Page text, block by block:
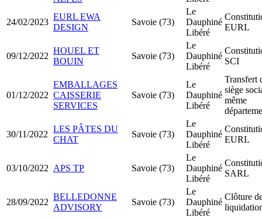
24/02/2023
EURL EWA
DESIGN
Savoie (73)
Le
Dauphiné
Libéré
EURL
09/12/2022
HOUEL ET
BOUIN
Savoie (73)
Le
Dauphiné
Libéré
SCI
01/12/2022
EMBALLAGES
CAISSERIE
SERVICES
Savoie (73)
Le
Dauphiné
Libéré
Transfert
siège
même
30/11/2022
LES PÂTES DU
CHAT
Savoie (73)
Le
Dauphiné
Libéré
EURL
03/10/2022 APS TP Savoie (73)
Le
Dauphiné
Libéré
SARL
28/09/2022
BELLEDONNE
ADVISORY
Savoie (73)
Le
Dauphiné
Libéré
Clôture